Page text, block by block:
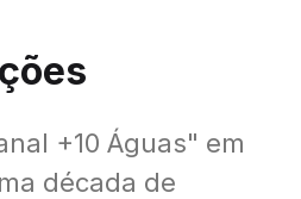
+10 Águas" em
década de